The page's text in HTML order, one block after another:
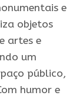
e
objetos
artes e
um
público,
humor e